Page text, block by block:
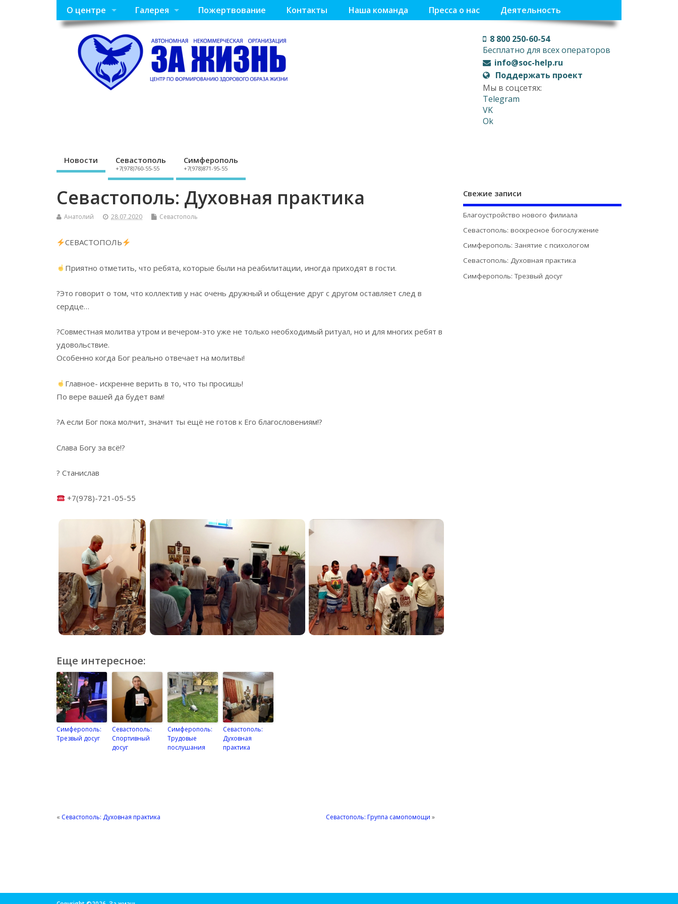
О центре Галерея Пожертвование Контакты Наша команда Пресса о нас Деятельность
8 800 250-60-54
Бесплатно для всех операторов
info@soc-help.ru
Поддержать проект
Мы в соцсетях:
Telegram
VK
Ok
Новости Севастополь
+7(978)760-55-55
Симферополь
+7(978)871-95-55
Севастополь: Духовная практика
Анатолий 28.07.2020 Севастополь
СЕВАСТОПОЛЬ
Приятно отметить, что ребята, которые были на реабилитации, иногда приходят в гости.
?Это говорит о том, что коллектив у нас очень дружный и общение друг с другом оставляет след в
сердце…
?Совместная молитва утром и вечером-это уже не только необходимый ритуал, но и для многих ребят в
удовольствие.
Особенно когда Бог реально отвечает на молитвы!
Главное- искренне верить в то, что ты просишь!
По вере вашей да будет вам!
?А если Бог пока молчит, значит ты ещё не готов к Его благословениям!?
Слава Богу за всё!?
? Станислав
+7(978)-721-05-55
Еще интересное:
Симферополь:
Трезвый досуг
Севастополь:
Спортивный
досуг
Симферополь:
Трудовые
послушания
Севастополь:
Духовная
практика
« Севастополь: Духовная практика Севастополь: Группа самопомощи »
Свежие записи
Благоустройство нового филиала
Севастополь: воскресное богослужение
Симферополь: Занятие с психологом
Севастополь: Духовная практика
Симферополь: Трезвый досуг